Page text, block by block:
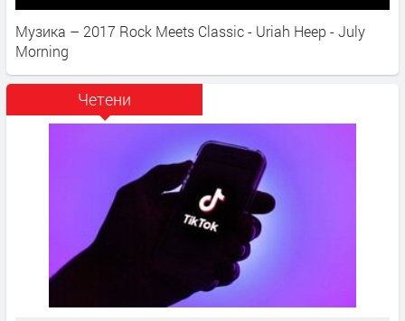
Музика – 2017 Rock Meets Classic - Uriah Heep - July
Morning
Четени